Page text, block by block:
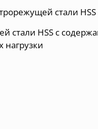
стали
стали HSS с
нагрузки